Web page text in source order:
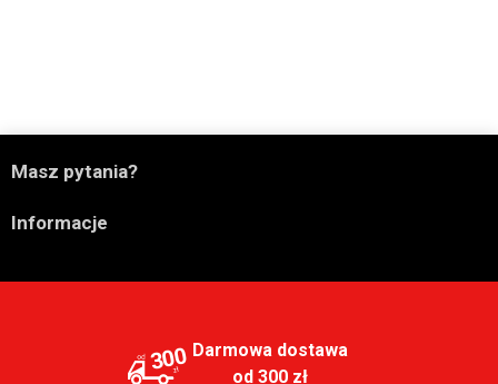
Masz pytania?
Informacje
300 Darmowa dostawa
od 300 zł